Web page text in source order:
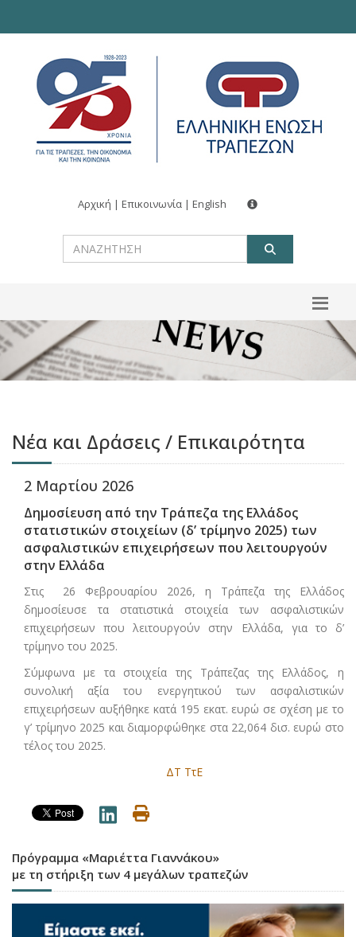
Αρχική | Επικοινωνία | English
Νέα και Δράσεις / Επικαιρότητα
2 Μαρτίου 2026
Δημοσίευση από την Τράπεζα της Ελλάδος
στατιστικών στοιχείων (δ’ τρίμηνο 2025) των
ασφαλιστικών επιχειρήσεων που λειτουργούν
στην Ελλάδα
Στις 26 Φεβρουαρίου 2026, η Τράπεζα της Ελλάδος
δημοσίευσε τα στατιστικά στοιχεία των ασφαλιστικών
επιχειρήσεων που λειτουργούν στην Ελλάδα, για το δ’
τρίμηνο του 2025.
Σύμφωνα με τα στοιχεία της Τράπεζας της Ελλάδος, η
συνολική αξία του ενεργητικού των ασφαλιστικών
επιχειρήσεων αυξήθηκε κατά 195 εκατ. ευρώ σε σχέση με το
γ’ τρίμηνο 2025 και διαμορφώθηκε στα 22,064 δισ. ευρώ στο
τέλος του 2025.
ΔΤ ΤτΕ
Πρόγραμμα «Μαριέττα Γιαννάκου»
με τη στήριξη των 4 μεγάλων τραπεζών